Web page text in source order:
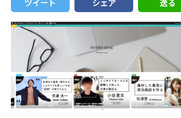
ツイート シェア 送る